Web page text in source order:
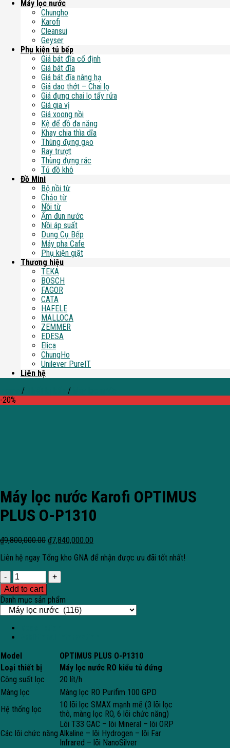
Máy lọc nước
Chungho
Karofi
Cleansui
Geyser
Phụ kiện tủ bếp
Giá bát đĩa cố định
Giá bát đĩa
Giá bát đĩa nâng hạ
Giá dao thớt – Chai lọ
Giá đựng chai lọ tẩy rửa
Giá gia vị
Giá xoong nồi
Kệ để đồ đa năng
Khay chia thìa dĩa
Thùng đựng gạo
Ray trượt
Thùng đựng rác
Tủ đồ khô
Đồ Mini
Bộ nồi từ
Chảo từ
Nồi từ
Ấm đun nước
Nồi áp suất
Dụng Cụ Bếp
Máy pha Cafe
Phụ kiện giặt
Thương hiệu
TEKA
BOSCH
FAGOR
CATA
HAFELE
MALLOCA
ZEMMER
EDESA
Elica
ChungHo
Unilever PureIT
Liên hệ
/ /
-20%
Máy lọc nước Karofi OPTIMUS
PLUS O-P1310
₫9,800,000.00 ₫7,840,000.00
Liên hệ ngay Tổng kho GNA để nhận được ưu đãi tốt nhất!
Quantity
Add to cart
Danh mục sản phẩm
Model
OPTIMUS PLUS O-P1310
Loại thiết bị
Máy lọc nước RO kiểu tủ đứng
Công suất lọc
20 lít/h
Màng lọc
Màng lọc RO Purifim 100 GPD
Hệ thống lọc
10 lõi lọc SMAX mạnh mẽ (3 lõi lọc
thô, màng lọc RO, 6 lõi chức năng)
Các lõi chức năng
Lõi T33 GAC – lõi Mineral – lõi ORP
Alkaline – lõi Hydrogen – lõi Far
Infrared – lõi NanoSilver